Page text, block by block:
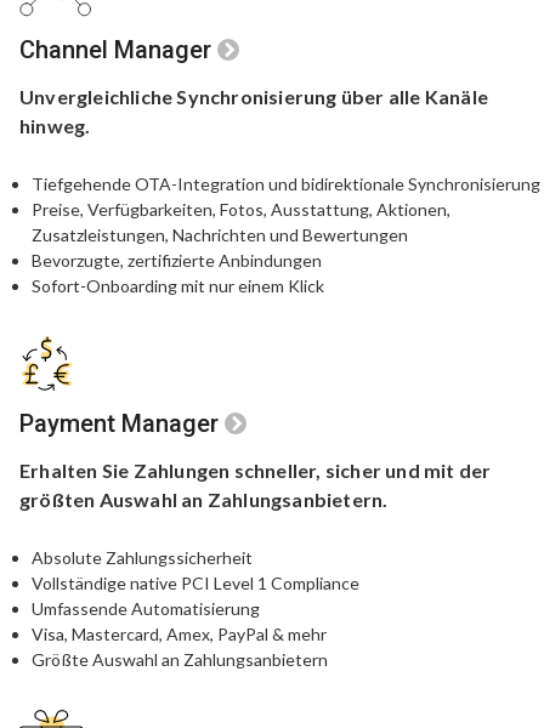
Channel Manager
UnvergleichlicheSynchronisierung über alle Kanäle
hinweg.
Tiefgehende OTA-Integration und bidirektionale Synchronisierung
Preise, Verfügbarkeiten, Fotos, Ausstattung, Aktionen,
Zusatzleistungen, Nachrichten und Bewertungen
Bevorzugte, zertifizierte Anbindungen
Sofort-Onboarding mit nur einem Klick
Payment Manager
Erhalten Sie Zahlungen schneller, sicher und mit der
größten Auswahl an Zahlungsanbietern.
Absolute Zahlungssicherheit
Vollständige native PCI Level 1 Compliance
Umfassende Automatisierung
Visa, Mastercard, Amex, PayPal & mehr
Größte Auswahl an Zahlungsanbietern